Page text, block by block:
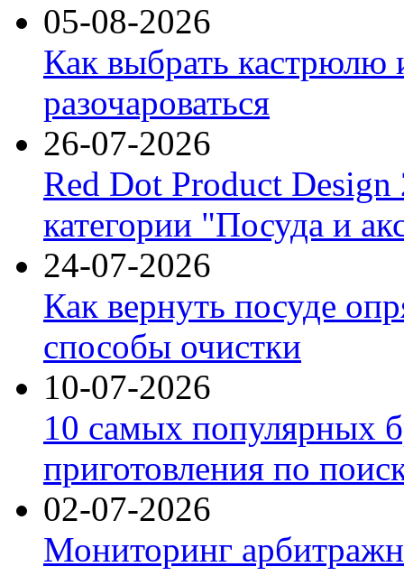
05-08-2026
Как выбрать кастрюлю
разочароваться
26-07-2026
Red Dot Product Design
категории "Посуда и
24-07-2026
Как вернуть посуде
способы очистки
10-07-2026
10 самых популярных
приготовления по
02-07-2026
Мониторинг